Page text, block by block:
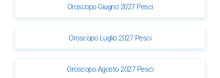
Oroscopo Giugno 2027 Pesci
Oroscopo Luglio 2027 Pesci
Oroscopo Agosto 2027 Pesci